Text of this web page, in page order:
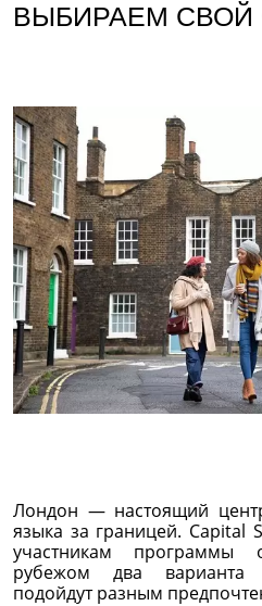
ВЫБИРАЕМ СВОЙ
Лондон — настоящий
языка за границей. Capital
участникам программы
рубежом два варианта
подойдут разным